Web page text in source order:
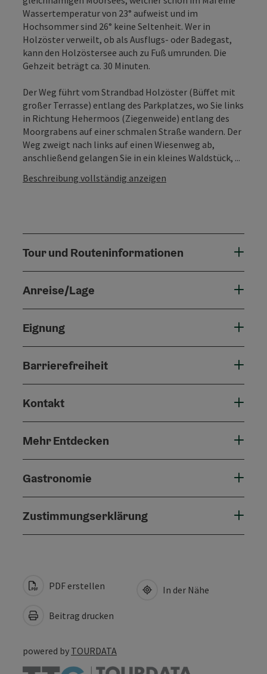
Wassertemperatur von 23° aufweist und im
Hochsommer sind 26° keine Seltenheit. Wer in
Holzöster verweilt, ob als Ausflugs- oder Badegast,
kann den Holzöstersee auch zu Fuß umrunden. Die
Gehzeit beträgt ca. 30 Minuten.
Der Weg führt vom Strandbad Holzöster (Büffet mit
großer Terrasse) entlang des Parkplatzes, wo Sie links
in Richtung Hehermoos (Ziegenweide) entlang des
Moorgrabens auf einer schmalen Straße wandern. Der
Weg zweigt nach links auf einen Wiesenweg ab,
anschließend gelangen Sie in ein kleines Waldstück, ...
Beschreibung vollständig anzeigen
Tour und Routeninformationen
Anreise/Lage
Eignung
Barrierefreiheit
Kontakt
Mehr Entdecken
Gastronomie
Zustimmungserklärung
PDF erstellen
Beitrag drucken
In der Nähe
powered by TOURDATA